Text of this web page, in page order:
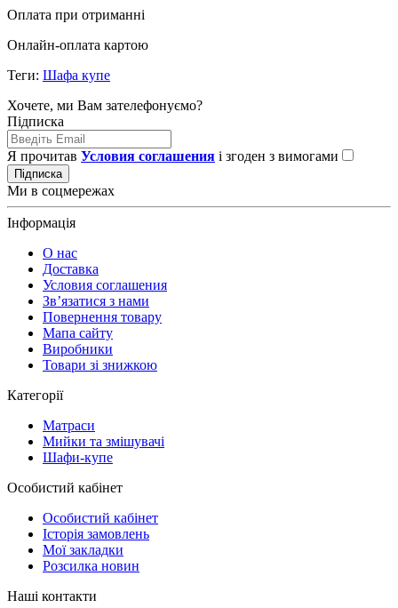
Оплата при отриманні
Онлайн-оплата картою
Теги: Шафа купе
Хочете, ми Вам зателефонуємо?
Підписка
Я прочитав Условия соглашения і згоден з вимогами
Підписка
Ми в соцмережах
Інформація
О нас
Доставка
Условия соглашения
Зв’язатися з нами
Повернення товару
Мапа сайту
Виробники
Товари зі знижкою
Категорії
Матраси
Мийки та змішувачі
Шафи-купе
Особистий кабінет
Особистий кабінет
Історія замовлень
Мої закладки
Розсилка новин
Наші контакти